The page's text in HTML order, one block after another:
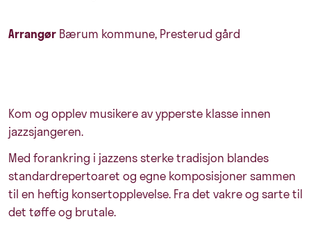
Arrangør Bærum kommune, Presterud gård
Kom og opplev musikere av ypperste klasse innen
jazzsjangeren.
Med forankring i jazzens sterke tradisjon blandes
standardrepertoaret og egne komposisjoner sammen
til en heftig konsertopplevelse. Fra det vakre og sarte til
det tøffe og brutale.